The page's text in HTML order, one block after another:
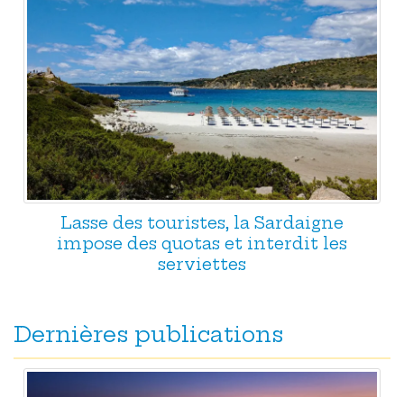
Lasse des touristes, la Sardaigne
impose des quotas et interdit les
serviettes
Dernières publications